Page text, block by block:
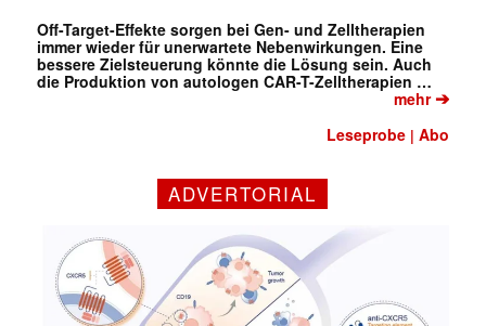
Off-Target-Effekte sorgen bei Gen- und Zelltherapien
immer wieder für unerwartete Nebenwirkungen. Eine
bessere Zielsteuerung könnte die Lösung sein. Auch
die Produktion von autologen CAR-T-Zelltherapien …
mehr➔
Leseprobe |Abo
ADVERTORIAL